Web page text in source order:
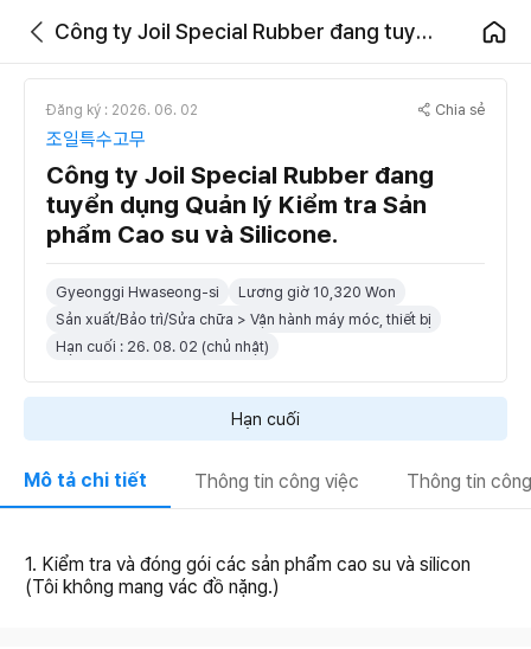
Công ty Joil Special Rubber đang tuyển dụng Quản lý Kiểm tra Sản phẩm Cao su và Silicone.
Đăng ký : 2026. 06. 02 Chia sẻ
조일특수고무
Công ty Joil Special Rubber đang
tuyển dụng Quản lý Kiểm tra Sản
phẩm Cao su và Silicone.
Gyeonggi Hwaseong-si
Lương giờ 10,320 Won
Sản xuất/Bảo trì/Sửa chữa > Vận hành máy móc, thiết bị
Hạn cuối : 26. 08. 02 (chủ nhật)
Hạn cuối
Mô tả chi tiết Thông tin công việc Thông tin
1. Kiểm tra và đóng gói các sản phẩm cao su và silicon
(Tôi không mang vác đồ nặng.)